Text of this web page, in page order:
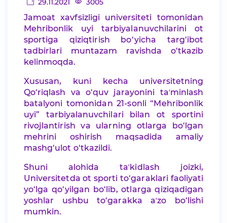
Jamoat xavfsizligi universiteti tomonidan
Mehribonlik uyi tarbiyalanuvchilarini ot
sportiga qiziqtirish bo‘yicha targ‘ibot
tadbirlari muntazam ravishda o‘tkazib
kelinmoqda.
Xususan, kuni kecha universitetning
Qo‘riqlash va o‘quv jarayonini taʼminlash
batalyoni tomonidan 21-sonli “Mehribonlik
uyi” tarbiyalanuvchilari bilan ot sportini
rivojlantirish va ularning otlarga bo‘lgan
mehrini oshirish maqsadida amaliy
mashg‘ulot o‘tkazildi.
Shuni alohida taʼkidlash joizki,
Universitetda ot sporti to‘garaklari faoliyati
yo‘lga qo‘yilgan bo‘lib, otlarga qiziqadigan
yoshlar ushbu to‘garakka aʼzo bo‘lishi
mumkin.